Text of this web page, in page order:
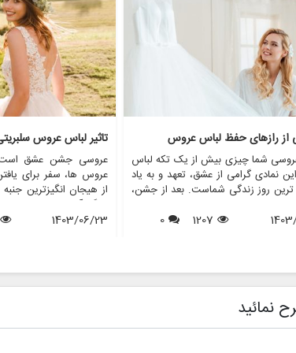
از رازهای حفظ لباس عروس
شما چیزی بیش از یک تکه لباس
نمادی گرامی از عشق، تعهد و به یاد
ترین روز زندگی شماست. بعد از جشن،
که با لباس عروسم چه کنم؟ در حالی
به زیبایی روزی که آن را پوشیده اید،
ماند. همچنین نشان خواهیم داد که
1207
0
تاثیر لباس عروس
عروسی جشن عشق است
عروس ها، سفر برای
از هیجان انگیزترین
بزرگ آنهاست. در طول
افراد مشهور نقش مهمی
های عروسی افراد
1403/06/23
نمائید